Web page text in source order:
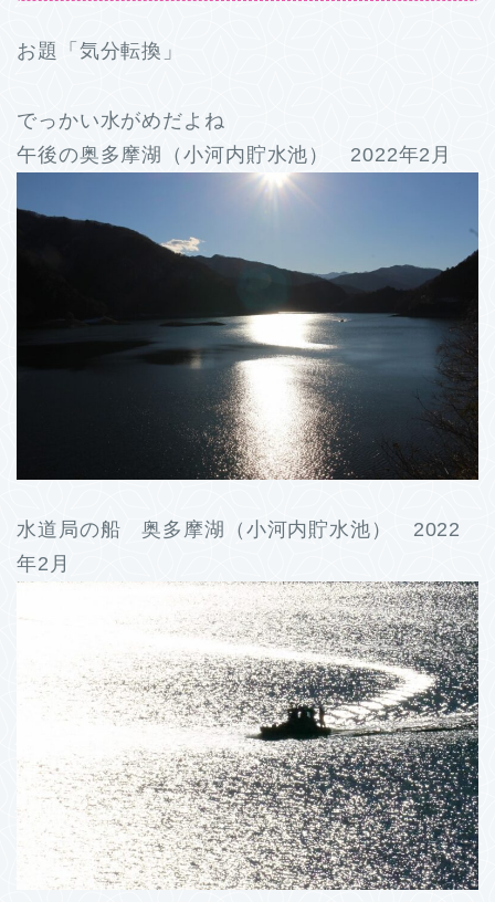
お題「気分転換」
でっかい水がめだよね
午後の奥多摩湖（小河内貯水池） 2022年2月
水道局の船 奥多摩湖（小河内貯水池） 2022
年2月